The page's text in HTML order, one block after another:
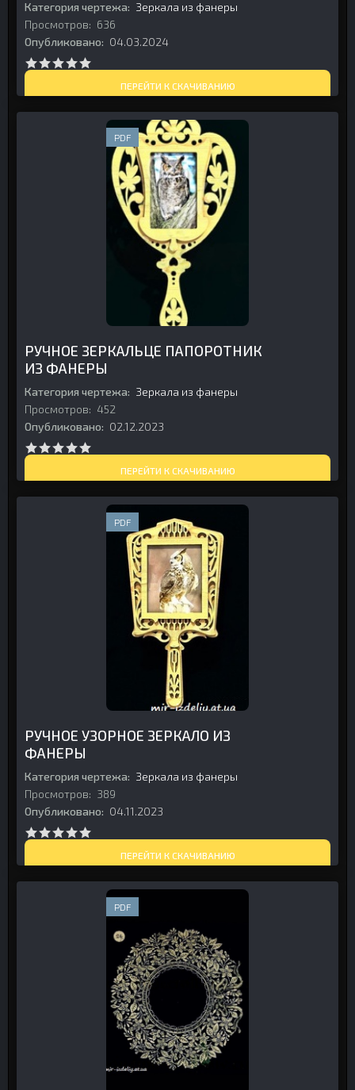
Категория чертежа: Зеркала из фанеры
Просмотров: 636
Опубликовано: 04.03.2024
ПЕРЕЙТИ К СКАЧИВАНИЮ
PDF
РУЧНОЕ ЗЕРКАЛЬЦЕ ПАПОРОТНИК
ИЗ ФАНЕРЫ
Категория чертежа: Зеркала из фанеры
Просмотров: 452
Опубликовано: 02.12.2023
ПЕРЕЙТИ К СКАЧИВАНИЮ
PDF
РУЧНОЕ УЗОРНОЕ ЗЕРКАЛО ИЗ
ФАНЕРЫ
Категория чертежа: Зеркала из фанеры
Просмотров: 389
Опубликовано: 04.11.2023
ПЕРЕЙТИ К СКАЧИВАНИЮ
PDF